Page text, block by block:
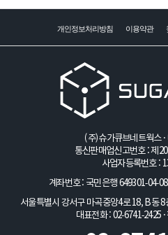
개인정보처리방침 이용약관
(주)슈가큐브네트웍스
통신판매업신고번호 : 제
사업자등록번호 :
계좌번호 : 국민은행 649301-04-
서울특별시 강서구 마곡중앙4로 18, B동
대표전화 : 02-6741-2425